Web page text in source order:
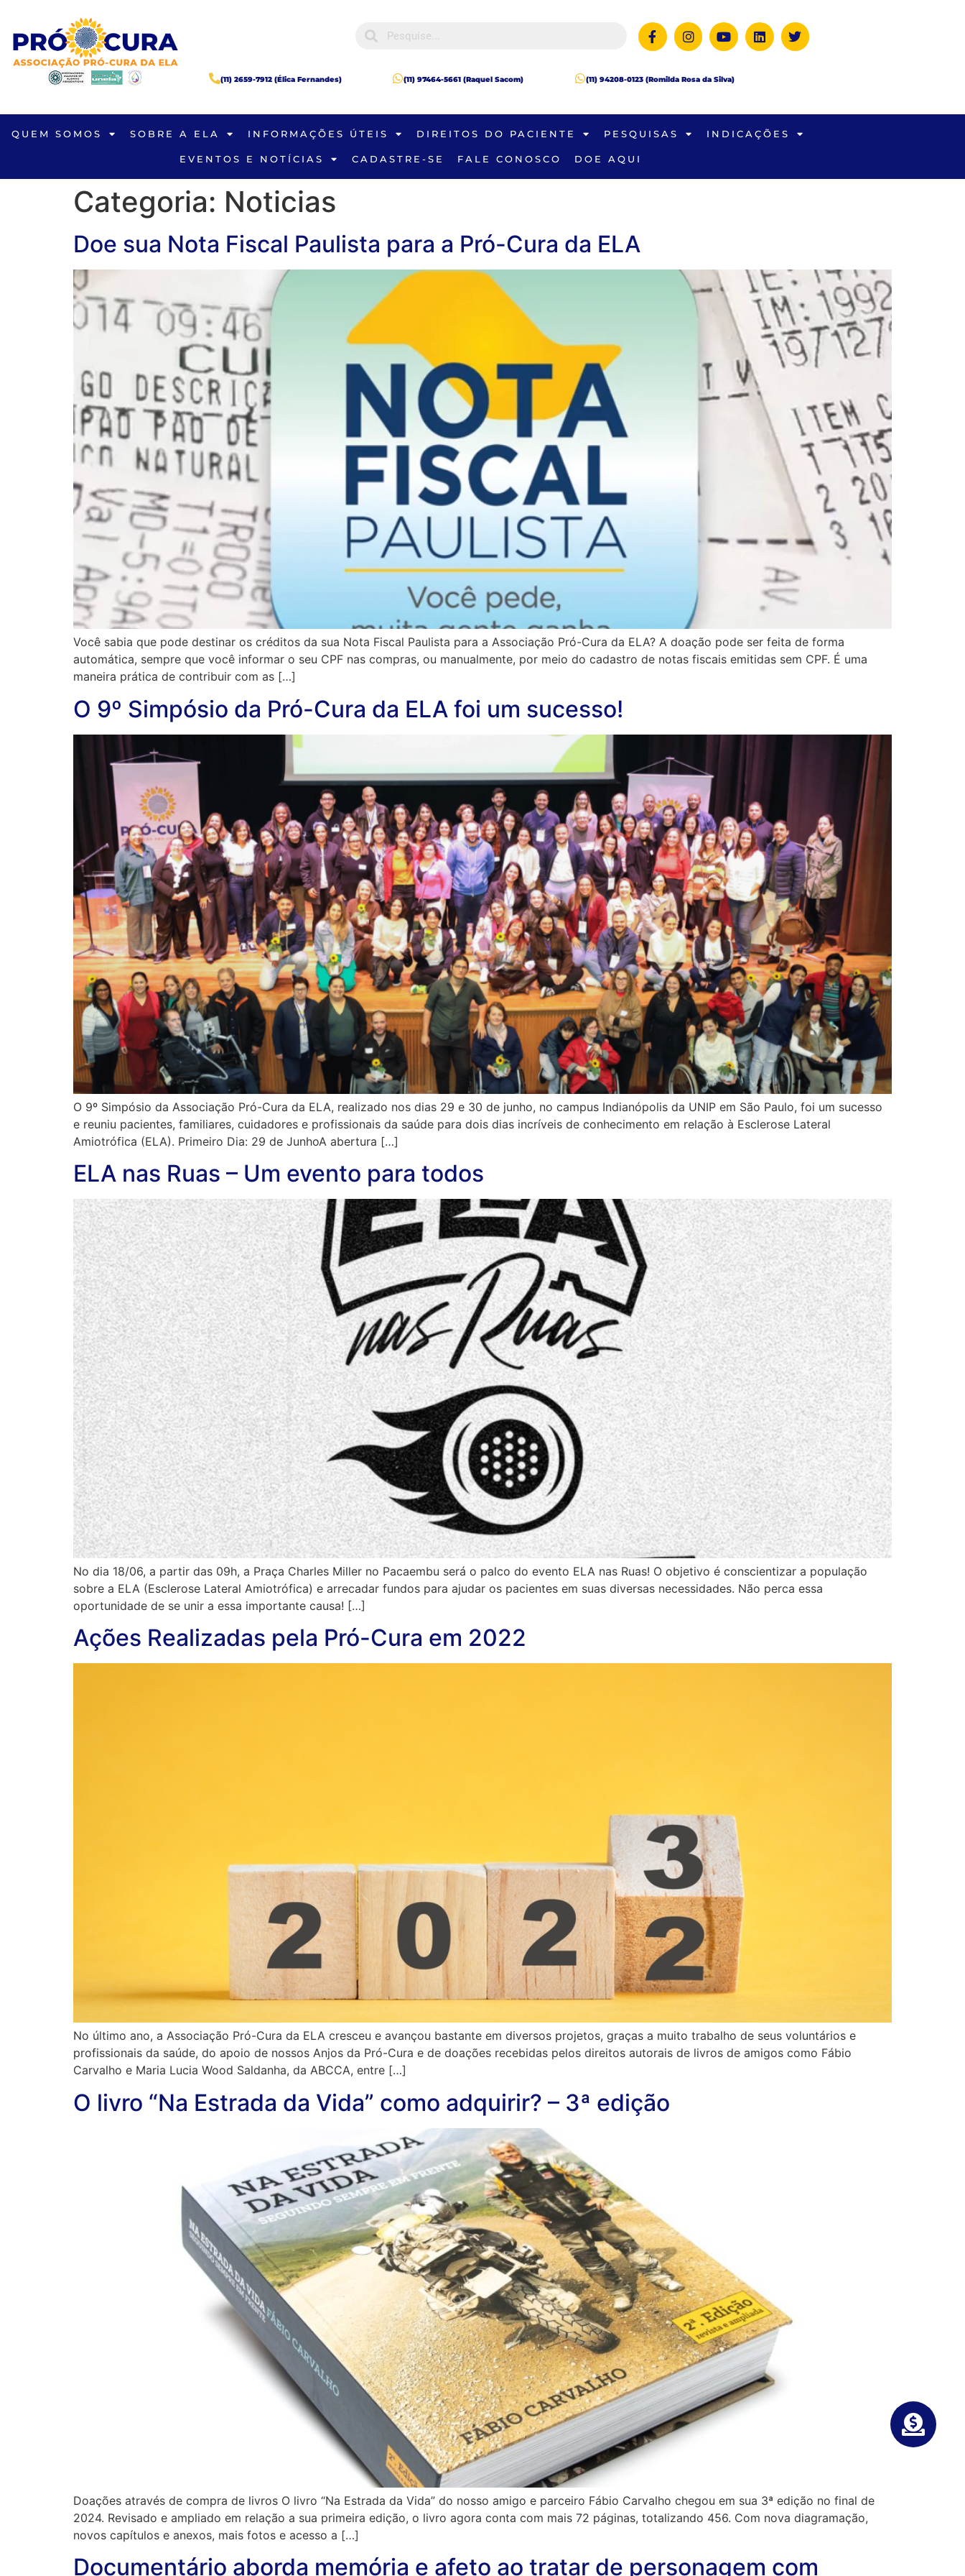
(11) 2659-7912 (Élica Fernandes) (11) 97464-5661 (Raquel Sacom) (11) 94208-0123 (Romilda Rosa da Silva)
QUEM SOMOS SOBRE A ELA INFORMAÇÕES ÚTEIS DIREITOS DO PACIENTE PESQUISAS INDICAÇÕES
EVENTOS E NOTÍCIAS CADASTRE-SE FALE CONOSCO DOE AQUI
Categoria: Noticias
Doe sua Nota Fiscal Paulista para a Pró-Cura da ELA
Você sabia que pode destinar os créditos da sua Nota Fiscal Paulista para a Associação Pró-Cura da ELA? A doação pode ser feita de forma
automática, sempre que você informar o seu CPF nas compras, ou manualmente, por meio do cadastro de notas fiscais emitidas sem CPF. É uma
maneira prática de contribuir com as […]
O 9º Simpósio da Pró-Cura da ELA foi um sucesso!
O 9º Simpósio da Associação Pró-Cura da ELA, realizado nos dias 29 e 30 de junho, no campus Indianópolis da UNIP em São Paulo, foi um sucesso
e reuniu pacientes, familiares, cuidadores e profissionais da saúde para dois dias incríveis de conhecimento em relação à Esclerose Lateral
Amiotrófica (ELA). Primeiro Dia: 29 de JunhoA abertura […]
ELA nas Ruas – Um evento para todos
No dia 18/06, a partir das 09h, a Praça Charles Miller no Pacaembu será o palco do evento ELA nas Ruas! O objetivo é conscientizar a população
sobre a ELA (Esclerose Lateral Amiotrófica) e arrecadar fundos para ajudar os pacientes em suas diversas necessidades. Não perca essa
oportunidade de se unir a essa importante causa! […]
Ações Realizadas pela Pró-Cura em 2022
No último ano, a Associação Pró-Cura da ELA cresceu e avançou bastante em diversos projetos, graças a muito trabalho de seus voluntários e
profissionais da saúde, do apoio de nossos Anjos da Pró-Cura e de doações recebidas pelos direitos autorais de livros de amigos como Fábio
Carvalho e Maria Lucia Wood Saldanha, da ABCCA, entre […]
O livro “Na Estrada da Vida” como adquirir? – 3ª edição
Doações através de compra de livros O livro “Na Estrada da Vida” do nosso amigo e parceiro Fábio Carvalho chegou em sua 3ª edição no final de
2024. Revisado e ampliado em relação a sua primeira edição, o livro agora conta com mais 72 páginas, totalizando 456. Com nova diagramação,
novos capítulos e anexos, mais fotos e acesso a […]
Documentário aborda memória e afeto ao tratar de personagem com